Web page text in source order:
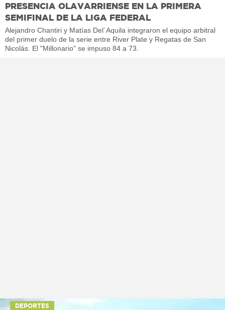
PRESENCIA OLAVARRIENSE EN LA PRIMERA
SEMIFINAL DE LA LIGA FEDERAL
Alejandro Chantiri y Matías Del´Aquila integraron el equipo arbitral
del primer duelo de la serie entre River Plate y Regatas de San
Nicolás. El "Millonario" se impuso 84 a 73.
DEPORTES